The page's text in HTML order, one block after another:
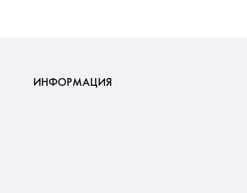
ИНФОРМАЦИЯ